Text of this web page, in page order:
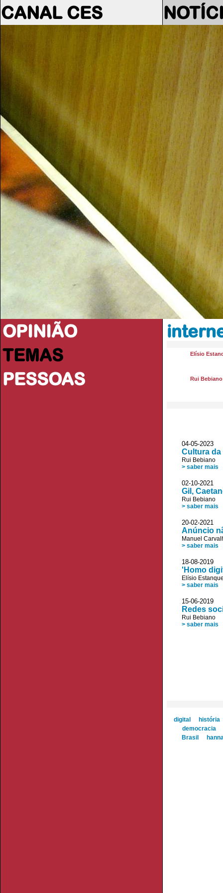
CANAL CES
OPINIÃO
TEMAS
PESSOAS
Elísio
Rui Bebiano
04-05-
Cultura da
Rui Bebiano
> saber mais
02-10-
Gil,
Rui Bebiano
> saber mais
20-02-2021
Anúncio
Manuel
> saber mais
18-08-
'Homo
Elísio
> saber mais
15-06-
Redes
Rui Bebiano
> saber mais
digital
história
democracia
Brasil